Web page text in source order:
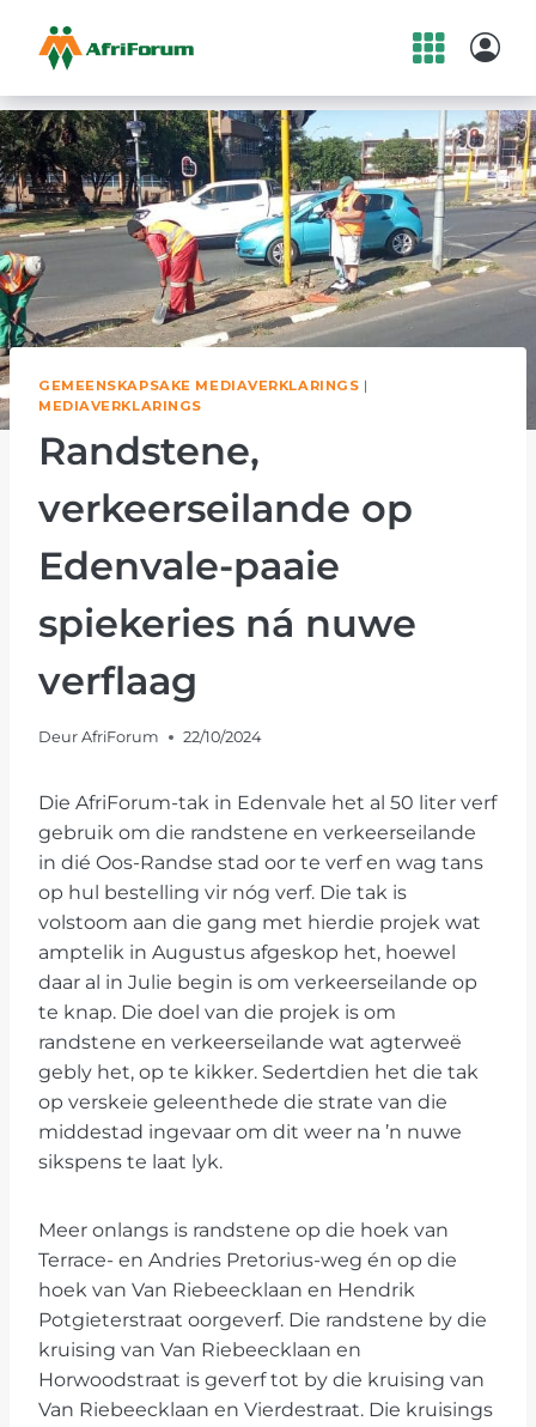
to
content
GEMEENSKAPSAKE MEDIAVERKLARINGS |
MEDIAVERKLARINGS
Randstene,
verkeerseilande op
Edenvale-paaie
spiekeries ná nuwe
verflaag
Deur AfriForum 22/10/2024
Die AfriForum-tak in Edenvale het al 50 liter verf
gebruik om die randstene en verkeerseilande
in dié Oos-Randse stad oor te verf en wag tans
op hul bestelling vir nóg verf. Die tak is
volstoom aan die gang met hierdie projek wat
amptelik in Augustus afgeskop het, hoewel
daar al in Julie begin is om verkeerseilande op
te knap. Die doel van die projek is om
randstene en verkeerseilande wat agterweë
gebly het, op te kikker. Sedertdien het die tak
op verskeie geleenthede die strate van die
middestad ingevaar om dit weer na ’n nuwe
sikspens te laat lyk.
Meer onlangs is randstene op die hoek van
Terrace- en Andries Pretorius-weg én op die
hoek van Van Riebeecklaan en Hendrik
Potgieterstraat oorgeverf. Die randstene by die
kruising van Van Riebeecklaan en
Horwoodstraat is geverf tot by die kruising van
Van Riebeecklaan en Vierdestraat. Die kruisings